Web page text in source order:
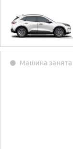
Машина занята